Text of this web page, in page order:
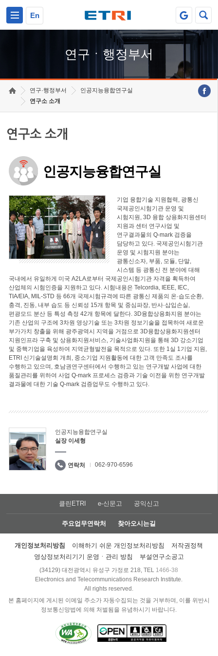
En
연구ㆍ행정부서
연구·행정부서
인공지능융합연구실
연구소 소개
연구소 소개
인공지능융합연구실
기업 융합기술 지원협력, 광통신
국제공인시험기관 운영 및
시험지원, 3D 융합 상용화지원센터
지원과 센터 연구사업 및
연구결과물의 Q-mark 검증을
담당하고 있다. 국제공인시험기관
운영 및 시험지원 분야는
광통신소자, 부품, 모듈, 단말,
시스템 등 광통신 전 분야에 대해
국내에서 유일하게 미국 A2LA로부터 국제공인시험기관 자격을 획득하여
산업체의 시험인증을 지원하고 있다. 시험내용은 Telcordia, IEEE, IEC,
TIA/EIA, MIL-STD 등 66개 국제시험규격에 따른 광통신 제품의 온·습도순환,
충격, 진동, 내부 습도 등 신뢰성 15개 항목 및 중심파장, 반사·삽입손실,
편광모드 분산 등 특성 측정 42개 항목에 달한다. 3D융합상용화지원 분야는
기존 산업의 구조에 3차원 영상기술 또는 3차원 정보기술을 접목하여 새로운
부가가치 창출을 위해 광주광역시 지역을 거점으로 3D융합상용화지원센터
지원인프라 구축 및 상용화지원서비스, 기술사업화지원을 통해 3D 강소기업
및 중핵기업을 육성하여 지역균형발전을 목적으로 있다. 또한 1실 1기업 지원,
ETRI 신기술설명회 개최, 중소기업 지원활동에 대한 고객 만족도 조사를
수행하고 있으며, 호남권연구센터에서 수행하고 있는 연구개발 사업에 대한
품질관리를 위하여 사업 Q-mark 프로세스 검증과 기술 이전을 위한 연구개발
결과물에 대한 기술 Q-mark 검증업무도 수행하고 있다.
인공지능융합연구실
실장 이세형
연락처 062-970-6596
클린ETRI e-신문고 공익신고
주요업무연락처 찾아오시는길
개인정보처리방침 이해하기 쉬운 개인정보처리방침
저작권정책
영상정보처리기기 운영ㆍ관리 방침
부설연구소공고
(34129) 대전광역시 유성구 가정로 218, TEL 1466-38
Electronics and Telecommunications Research Institute.
All rights reserved.
본 홈페이지에 게시된 이메일 주소가 자동수집되는 것을 거부하며, 이를 위반시
정보통신망법에 의해 처벌됨을 유념하시기 바랍니다.